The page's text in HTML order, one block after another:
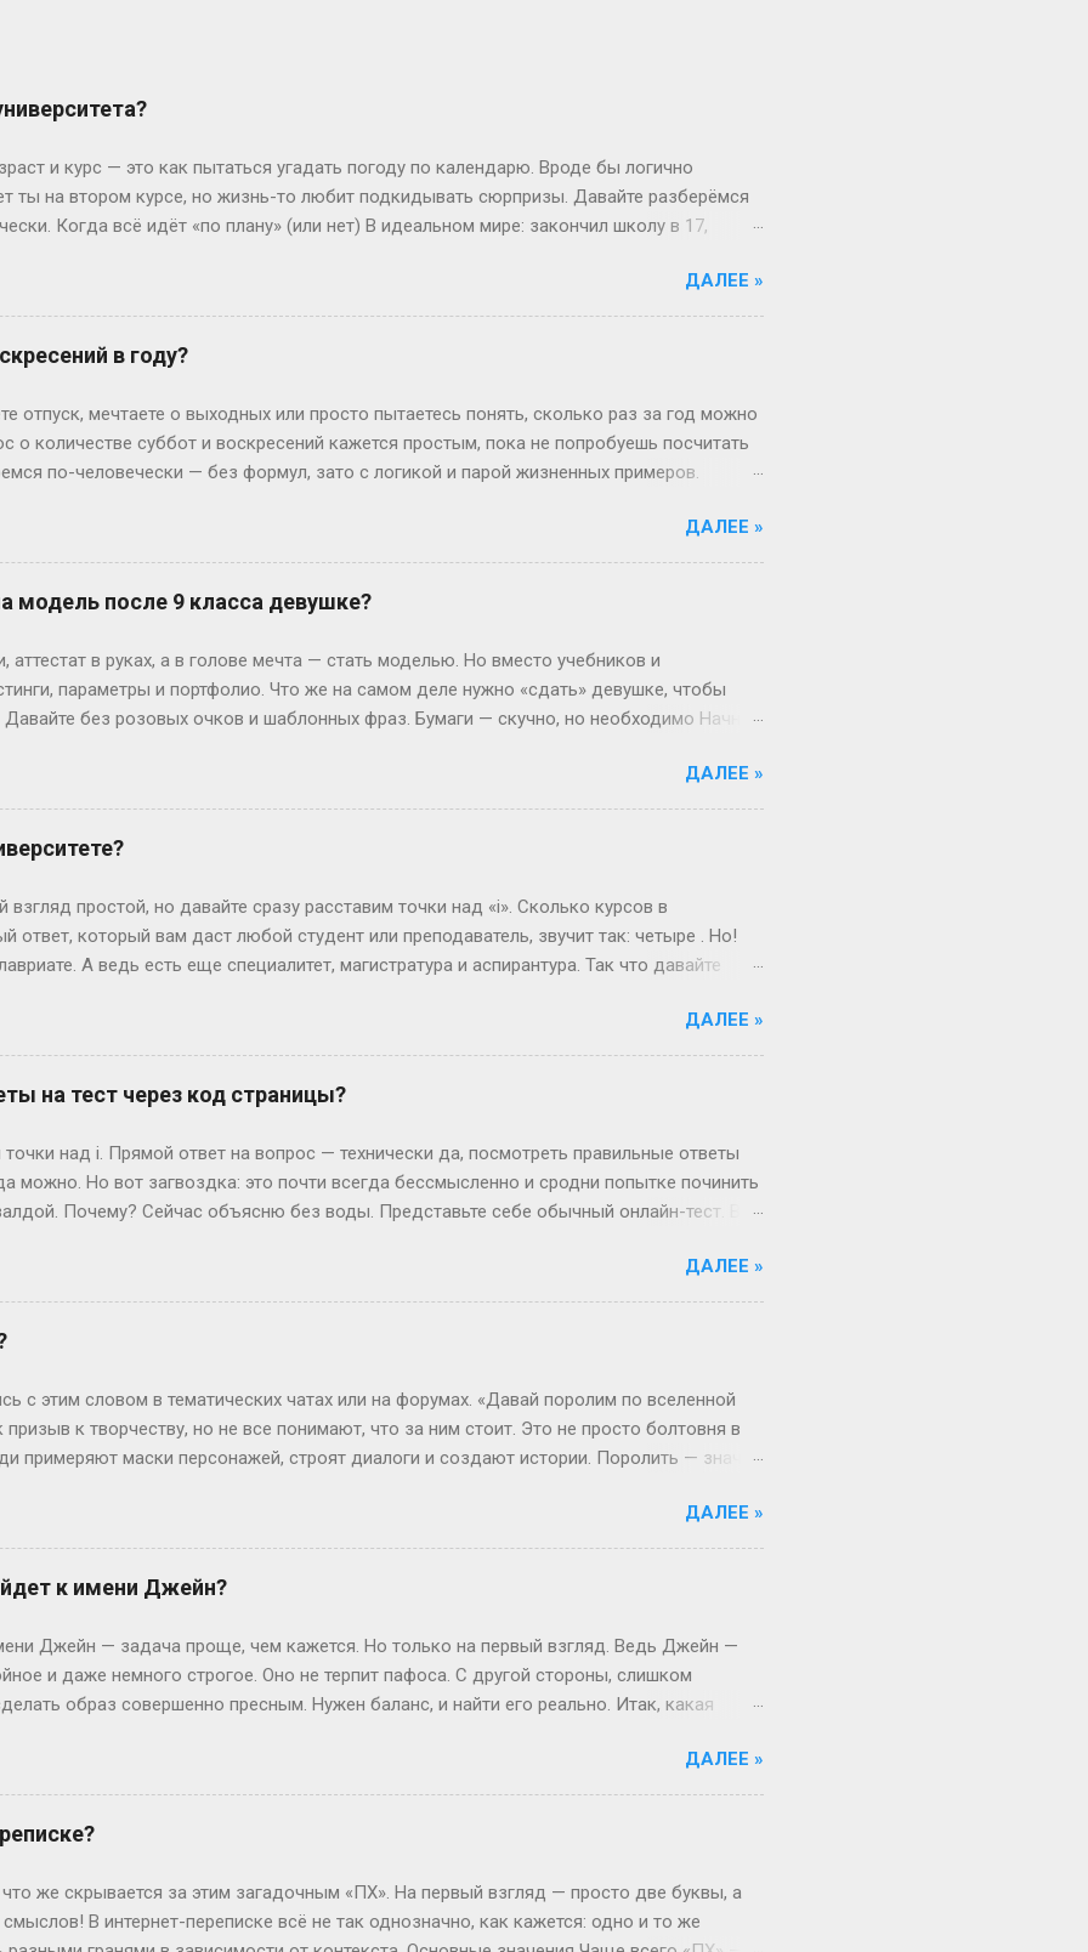
и курс — это как пытаться угадать погоду по календарю. Вроде бы логично
ты на втором курсе, но жизнь-то любит подкидывать сюрпризы. Давайте разберёмся
Когда всё идёт «по плану» (или нет) В идеальном мире: закончил школу в 17,
отучился год, ушёл в армию, вернулся — и теперь он первокурсник в 19, а
Или Мария из Испании: взяла gap year, работала в хостеле на Бали, а теперь
пока её ровесники пишут курсовые. Кстати, в Германии вообще 13 классов в
обидно: тебе 19, а ты только получил школьный аттестат. Зато в Японии некоторые уже
Иван с первого к...
ДАЛЕЕ »
в году?
отпуск, мечтаете о выходных или просто пытаетесь понять, сколько раз за год можно
о количестве суббот и воскресений кажется простым, пока не попробуешь посчитать
по-человечески — без формул, зато с логикой и парой жизненных примеров.
воскресений выходит по 52 штуки. Но тут же мозг вопрошает: «А куда делся тот самый
он прицепляется к следующему году, сдвигая старт. Например, если 1 января —
год начнется со вторника. Вот и вся магия. А если год високосный? Тут уже веселее
52 недели и 2 дня «сверху». Теперь вопрос: могут ли эти два дня оказаться
Допустим, год начался в субботу. Тогда лишние дни — суббота и воскресенье. Бинго!
везёт нечасто...
ДАЛЕЕ »
модель после 9 класса девушке?
аттестат в руках, а в голове мечта — стать моделью. Но вместо учебников и
параметры и портфолио. Что же на самом деле нужно «сдать» девушке, чтобы
Давайте без розовых очков и шаблонных фраз. Бумаги — скучно, но необходимо Начнём
паспорт (или свидетельство о рождении), справка от врача, что здоровье
И да, если тебе нет 18, подпись родителей — как билет в этот мир. Но это всё
испытания — впереди. Рост, вес и другие цифры: где правда, а где мифы? «Ты должна
— эту фразу слышат все. Но давай честно: индустрия меняется. Да, для
60 кг и при этом выг...
ДАЛЕЕ »
простой, но давайте сразу расставим точки над «i». Сколько курсов в
ответ, который вам даст любой студент или преподаватель, звучит так: четыре . Но!
А ведь есть еще специалитет, магистратура и аспирантура. Так что давайте
бакалавриат Представьте себе обычного парня, который поступил после школы.
науки? Четыре года. Это четыре курса: первый – самый веселый и страшный,
– экватор, и четвертый – финишная прямая с дипломом. Вот так работает
образования в России. Четыре года пролетают как один миг, поверьте! А если
сотрудники спецслужб. Для них существуе...
ДАЛЕЕ »
на тест через код страницы?
над i. Прямой ответ на вопрос — технически да, посмотреть правильные ответы
можно. Но вот загвоздка: это почти всегда бессмысленно и сродни попытке починить
Почему? Сейчас объясню без воды. Представьте себе обычный онлайн-тест. Вы
данные — ваши ответы и, гипотетически, правильные варианты. Однако, и это
сайты редко хранят что-то ценное прямо в HTML, который вы видите, открыв
ответы? Вот и нет их там! Во всяком случае, в том виде, в каком хотелось бы.
сайтов, ответы можно было случайно напасть в HTML-коде. Сегодня всё иначе.
(ваши вопросы и ...
ДАЛЕЕ »
с этим словом в тематических чатах или на форумах. «Давай поролим по вселенной
к творчеству, но не все понимают, что за ним стоит. Это не просто болтовня в
примеряют маски персонажей, строят диалоги и создают истории. Поролить — значит
— производное от «ролевить», которое, в свою очередь, выросло из субкультуры
игры ассоциировались с настолками или живыми действиями в лесу, то теперь
пространство. «По-» здесь — как приставка действия: не просто играть, а активно
сюжет в реальном времени. Интересно, что пороление стало популярным в эпоху,
навыков. Казалось бы, парадокс: чтобы «ничего не делать» (с точки зрения
имп...
ДАЛЕЕ »
к имени Джейн?
Джейн — задача проще, чем кажется. Но только на первый взгляд. Ведь Джейн —
и даже немного строгое. Оно не терпит пафоса. С другой стороны, слишком
образ совершенно пресным. Нужен баланс, и найти его реально. Итак, какая
Смит или Браун. Джейн Смит звучит как добрая соседка из американского сериала.
не менее, если хочется добавить огонька, присмотрись к фамилиям вроде Миллер
энергичные и запоминаются мгновенно. Коротко и ясно — это вообще золотое правило.
трендов? Знаете, сейчас в моде фамилии-профессии. Джейн Тейлор (портниха) или
Сразу возникает образ человека дела, который не боится работы. Это добавляет
вариант — географические фами...
ДАЛЕЕ »
что же скрывается за этим загадочным «ПХ». На первый взгляд — просто две буквы, а
В интернет-переписке всё не так однозначно, как кажется: одно и то же